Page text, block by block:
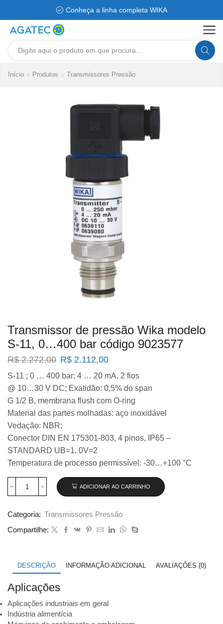
Conheça a linha completa WIKA
Search
Início Produtos Transmissores Pressão
Transmissor de pressão Wika modelo
S-11, 0…400 bar código 9023577
R$2.272,00 O
original
era:
R$ 2.272,00.
R$ 2.112,00O
atual
é:
R$ 2.112,00.
S-11 ; 0 … 400 bar; 4 … 20 mA, 2 fios
@ 10…30 V DC; Exatidão: 0,5% do span
G 1/2 B, membrana flush com O-ring
Material das partes molhadas: aço inoxidável
Vedação: NBR;
Conector DIN EN 175301-803, 4 pinos, IP65 –
STANDARD UB=1, 0V=2
Temperatura de processo permissível: -30…+100 °C
Transmissor
Wika
modelo
bar
código
quantidade
ADICIONAR AO CARRINHO
Categoria: Transmissores Pressão
Compartilhe:
DESCRIÇÃO INFORMAÇÃO ADICIONAL AVALIAÇÕES (0)
Aplicações
Aplicações industriais em geral
Indústria alimentícia